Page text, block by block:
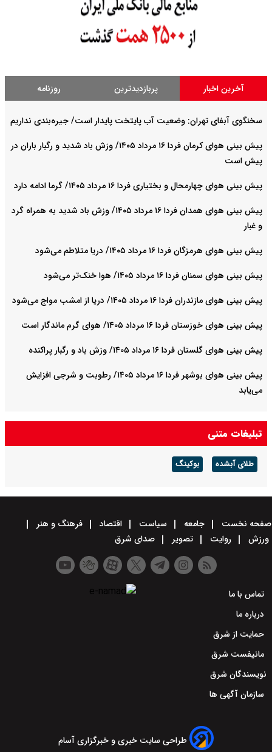
آخرین اخبار پربازدیدترین روزنامه
سخنگوی آبفای تهران: وضعیت آب پایتخت پایدار است/ جیره‌بندی نداریم
پیش بینی هوای کرمان فردا ۱۶ مرداد ۱۴۰۵/ وزش باد شدید و رگبار باران در
پیش است
پیش بینی هوای چهارمحال و بختیاری فردا ۱۶ مرداد ۱۴۰۵/ گرما ادامه دارد
پیش بینی هوای همدان فردا ۱۶ مرداد ۱۴۰۵/ وزش باد شدید به همراه گرد
و غبار
پیش بینی هوای هرمزگان فردا ۱۶ مرداد ۱۴۰۵/ دریا متلاطم می‌شود
پیش بینی هوای سمنان فردا ۱۶ مرداد ۱۴۰۵/ هوا خنک‌تر می‌شود
پیش بینی هوای مازندران فردا ۱۶ مرداد ۱۴۰۵/ دریا از امشب مواج می‌شود
پیش بینی هوای خوزستان فردا ۱۶ مرداد ۱۴۰۵/ هوای گرم ماندگار است
پیش بینی هوای گلستان فردا ۱۶ مرداد ۱۴۰۵/ وزش باد و رگبار پراکنده
پیش بینی هوای بوشهر فردا ۱۶ مرداد ۱۴۰۵/ رطوبت و شرجی افزایش
می‌یابد
تبلیغات متنی
طلای آبشده بوکینگ
صفحه نخست جامعه سیاست اقتصاد
فرهنگ و هنر
ورزش
روایت تصویر صدای شرق
تماس با ما
درباره ما
حمایت از شرق
مانیفست شرق
نویسندگان شرق
سازمان آگهی ها
طراحی سایت خبری و خبرگزاری آسام